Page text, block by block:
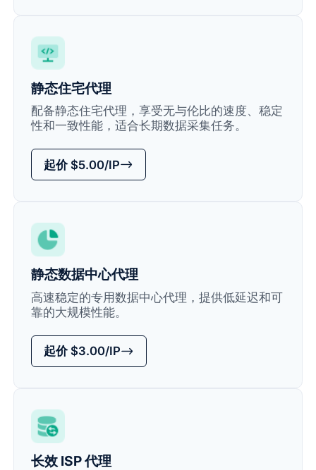
静态住宅代理
配备静态住宅代理，享受无与伦比的速度、稳定
性和一致性能，适合长期数据采集任务。
起价 $5.00/IP
静态数据中心代理
高速稳定的专用数据中心代理，提供低延迟和可
靠的大规模性能。
起价 $3.00/IP
长效 ISP 代理